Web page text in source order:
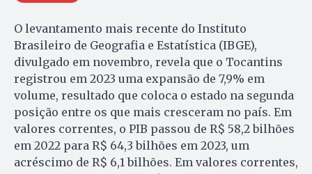
O levantamento mais recente do Instituto
Brasileiro de Geografia e Estatística (IBGE),
divulgado em novembro, revela que o Tocantins
registrou em 2023 uma expansão de 7,9% em
volume, resultado que coloca o estado na segunda
posição entre os que mais cresceram no país. Em
valores correntes, o PIB passou de R$ 58,2 bilhões
em 2022 para R$ 64,3 bilhões em 2023, um
acréscimo de R$ 6,1 bilhões. Em valores correntes,